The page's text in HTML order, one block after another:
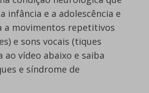
infância e a adolescência e
a movimentos repetitivos
e sons vocais (tiques
ao vídeo abaixo e saiba
e síndrome de